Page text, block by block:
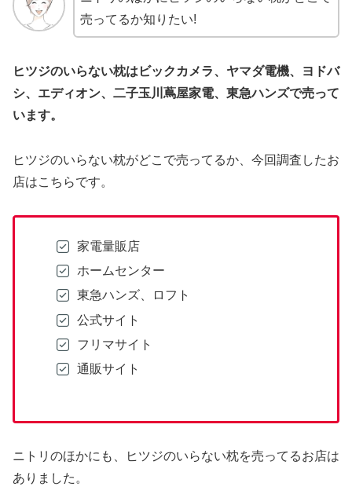
売ってるか知りたい!
ヒツジのいらない枕はビックカメラ、ヤマダ電機、ヨドバ
シ、エディオン、二子玉川蔦屋家電、東急ハンズで売って
います。
ヒツジのいらない枕がどこで売ってるか、今回調査したお
店はこちらです。
家電量販店
ホームセンター
東急ハンズ、ロフト
公式サイト
フリマサイト
通販サイト
ニトリのほかにも、ヒツジのいらない枕を売ってるお店は
ありました。